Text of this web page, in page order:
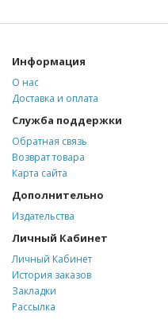
Информация
О нас
Доставка и оплата
Служба поддержки
Обратная связь
Возврат товара
Карта сайта
Дополнительно
Издательства
Личный Кабинет
Личный Кабинет
История заказов
Закладки
Рассылка